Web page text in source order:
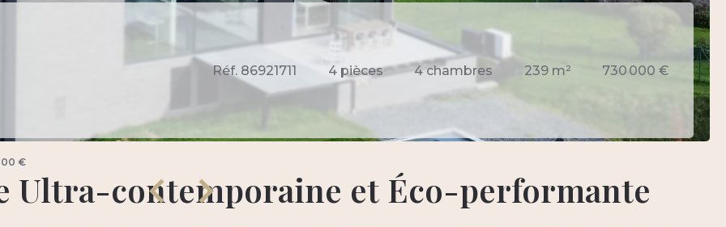
Réf. 86921711 4 pièces 4 chambres 239 m² 730 000 €
€
Ultra-contemporaine et Éco-performante